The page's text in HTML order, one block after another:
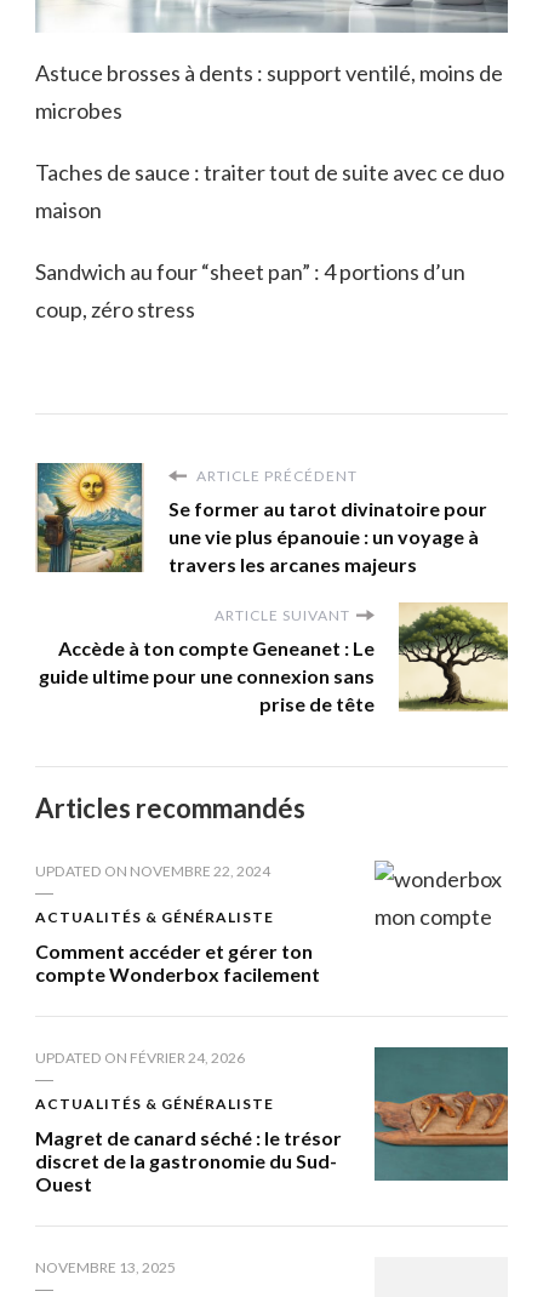
Astuce brosses à dents : support ventilé, moins de
microbes
Taches de sauce : traiter tout de suite avec ce duo
maison
Sandwich au four “sheet pan” : 4 portions d’un
coup, zéro stress
ARTICLE PRÉCÉDENT
Se former au tarot divinatoire pour
une vie plus épanouie : un voyage à
travers les arcanes majeurs
ARTICLE SUIVANT
Accède à ton compte Geneanet : Le
guide ultime pour une connexion sans
prise de tête
Articles recommandés
UPDATED ON NOVEMBRE 22, 2024
ACTUALITÉS & GÉNÉRALISTE
Comment accéder et gérer ton
compte Wonderbox facilement
UPDATED ON FÉVRIER 24, 2026
ACTUALITÉS & GÉNÉRALISTE
Magret de canard séché : le trésor
discret de la gastronomie du Sud-
Ouest
NOVEMBRE 13, 2025